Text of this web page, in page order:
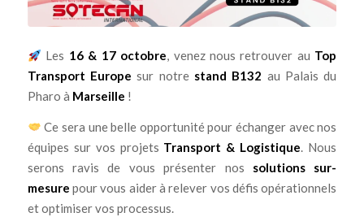
Les 16 & 17 octobre, venez nous retrouver au Top
Transport Europe sur notre stand B132 au Palais du
Pharo à Marseille !
Ce sera une belle opportunité pour échanger avec nos
équipes sur vos projets Transport & Logistique. Nous
serons ravis de vous présenter nos solutions sur-
mesure pour vous aider à relever vos défis opérationnels
et optimiser vos processus.